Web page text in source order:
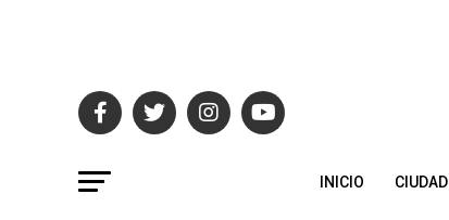
INICIO CIUDAD